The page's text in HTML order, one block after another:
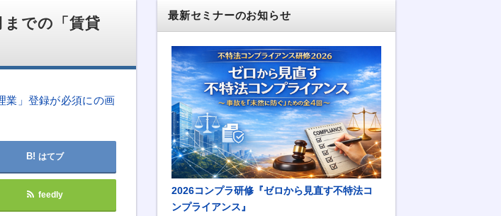
での「賃貸
業」登録が必須にの画
はてブ
feedly
最新セミナーのお知らせ
2026コンプラ研修『ゼロから見直す不特法コ
ンプライアンス』